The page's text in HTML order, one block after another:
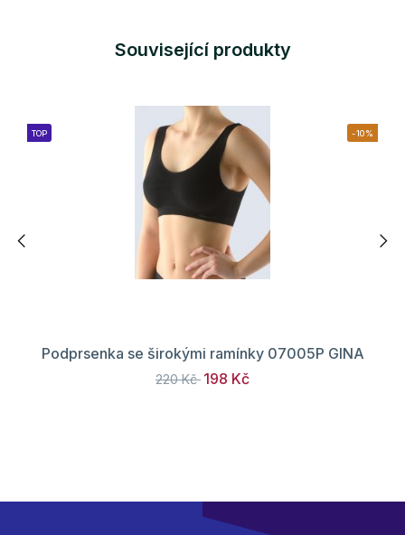
Související produkty
TOP -10%
Podprsenka se širokými ramínky 07005P GINA
220 Kč 198 Kč